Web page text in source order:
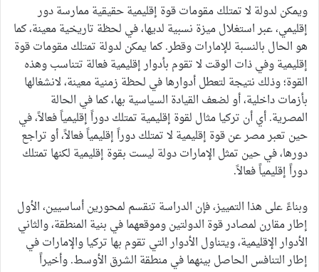
ويمكن لدولة لا تمتلك مقومات قوة إقليمية حقيقية ممارسة دور
إقليمي، عبر استغلال ميزة نسبية لديها، في لحظة تاريخية معينة، كما
هو الحال بالنسبة للإمارات وقطر. كما يمكن لدولة تمتلك مقومات قوة
إقليمية وفي ذات الوقت لا تقوم بأدوار إقليمية فعالة تتناسب وهذه
القوة؛ وذلك نتيجة لتعطل أدوارها في لحظة زمنية معينة، لانشغالها
بأزمات داخلية، أو لضعف القيادة السياسية بها، كما في الحالة
المصرية. أي أن تركيا مثال لقوة إقليمية تمتلك دوراً إقليمياً فعالاً، في
حين تعبر مصر عن قوة إقليمية لا تمتلك دوراً إقليمياً فعالاً، أو تراجع
دورها، في حين تمثل الإمارات دولة ليست بقوة إقليمية لكنها تمتلك
دوراً إقليمياً فعالاً.
وبناءً على هذا التمييز، فإن الدراسة تنقسم لمحورين أساسيين، الأول
إطار مقارن لمصادر قوة الدولتين وموقعهما في بنية المنطقة، والثاني
الأدوار الإقليمية، ويتناول الأدوار التي تقوم بها تركيا والإمارات في
إطار التنافس الحاصل بينهما في منطقة الشرق الأوسط. وأخيراً